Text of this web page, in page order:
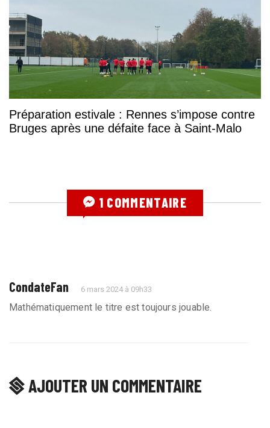
Préparation estivale : Rennes s’impose contre
Bruges après une défaite face à Saint-Malo
1 COMMENTAIRE
CondateFan 6 mars 2024 à 09h33
Mathématiquement le titre est toujours jouable.
AJOUTER UN COMMENTAIRE